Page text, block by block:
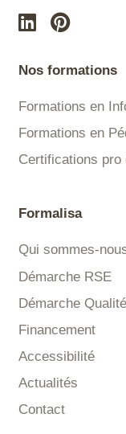
Nos formations
Formations en
Formations en
Certifications pro
Formalisa
Qui sommes-
Démarche RSE
Démarche Qualité
Financement
Accessibilité
Actualités
Contact